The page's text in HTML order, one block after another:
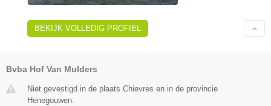
BEKIJK VOLLEDIG PROFIEL
Bvba Hof Van Mulders
Niet gevestigd in de plaats Chievres en in de provincie
Henegouwen.